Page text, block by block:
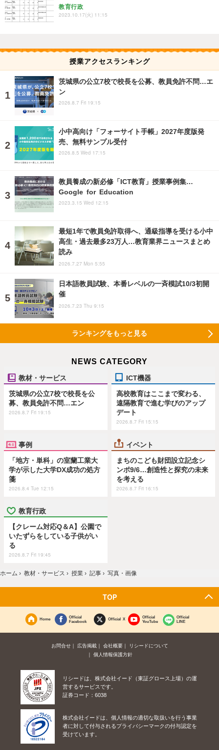
教育行政
2023.10.17(火) 11:15
授業アクセスランキング
茨城県の公立7校で校長を公募、教員免許不問…エ
ン
2026.8.7 Fri 19:15
小中高向け「フォーサイト手帳」2027年度版発
売、無料サンプル受付
2026.8.5 Wed 17:15
教員養成の新必修「ICT教育」授業事例集…
Google for Education
2023.3.15 Wed 12:15
最短1年で教員免許取得へ、通級指導を受ける小中
高生・過去最多23万人…教育業界ニュースまとめ
読み
2026.7.27 Mon 5:55
日本語教員試験、本番レベルの一斉模試10/3初開
催
2026.7.23 Thu 9:15
ランキングをもっと見る
NEWS CATEGORY
教材・サービス
茨城県の公立7校で校長を公
募、教員免許不問…エン
2026.8.7 Fri 19:15
ICT機器
高校教育はここまで変わる、
遠隔教育で進む学びのアップ
デート
2026.8.7 Fri 15:15
事例
「地方・単科」の室蘭工業大
学が示した大学DX成功の処方
箋
2026.8.4 Tue 12:15
イベント
まちのこども財団設立記念シ
ンポ9/6…創造性と探究の未来
を考える
2026.8.7 Fri 16:15
教育行政
【クレーム対応Q＆A】公園で
いたずらをしている子供がい
る
2026.8.7 Fri 19:45
ホーム › 教材・サービス › 授業 › 記事 › 写真・画像
TOP
Home
Official
Facebook
Official X
Official
YouTube
Official
LINE
お問合せ 広告掲載 会社概要
リシードについて
個人情報保護方針
リシードは、株式会社イード（東証グロース上場）の運
営するサービスです。
証券コード：6038
株式会社イードは、個人情報の適切な取扱いを行う事業
者に対して付与されるプライバシーマークの付与認定を
受けています。